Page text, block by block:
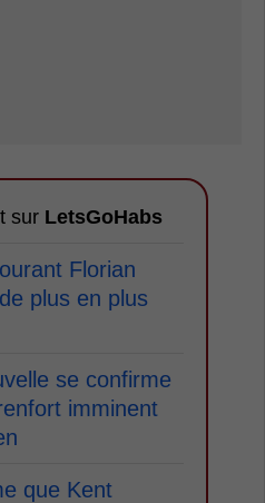
sur LetsGoHabs
Florian
plus en plus
se confirme
imminent
que Kent